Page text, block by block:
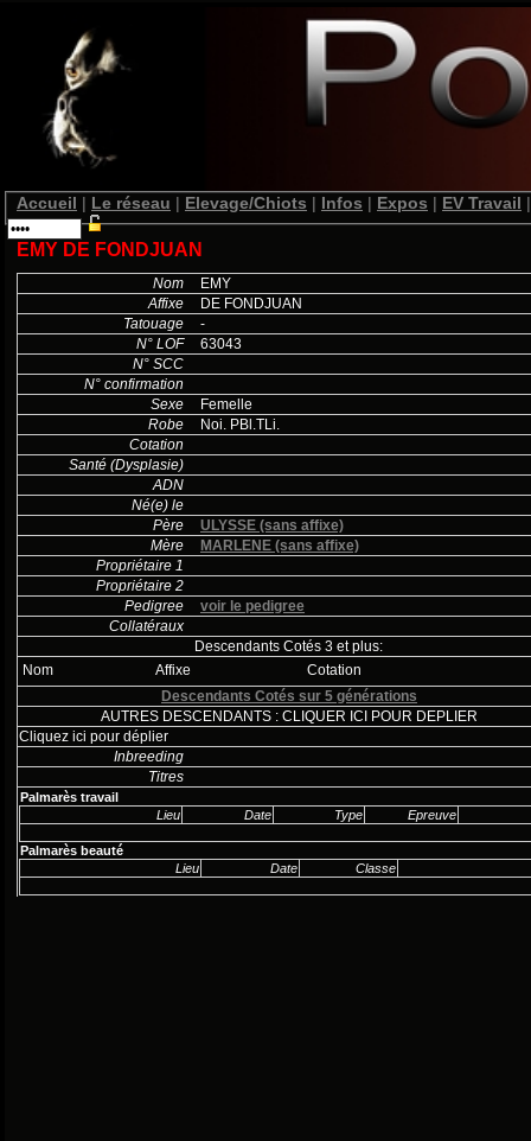
Accueil | Le réseau | Elevage/Chiots | Infos | Expos | EV Travail |
EMY DE FONDJUAN
Nom
EMY
Affixe
DE FONDJUAN
Tatouage
-
N° LOF
63043
N° SCC
N° confirmation
Sexe
Femelle
Robe
Noi. PBl.TLi.
Cotation
Santé (Dysplasie)
ADN
Né(e) le
Père
ULYSSE (sans affixe)
Mère
MARLENE (sans affixe)
Propriétaire 1
Propriétaire 2
Pedigree
voir le pedigree
Collatéraux
Descendants Cotés 3 et plus:
Nom
Affixe
Cotation
Descendants Cotés sur 5 générations
AUTRES DESCENDANTS : CLIQUER ICI POUR DEPLIER
Cliquez ici pour déplier
Inbreeding
Titres
Palmarès travail
Lieu
Date Type Epreuve
Palmarès beauté
Lieu
Date Classe